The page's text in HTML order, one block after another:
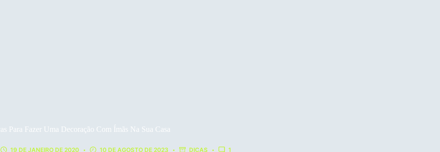
Para Fazer Uma Decoração Com Ímãs Na Sua Casa
19 DE JANEIRO DE 2020 10 DE AGOSTO DE 2023 DICAS 1